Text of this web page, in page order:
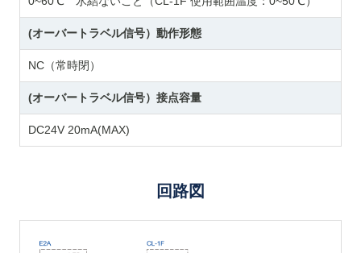
(オーバートラベル信号）動作形態
NC（常時閉）
(オーバートラベル信号）接点容量
DC24V 20mA(MAX)
回路図